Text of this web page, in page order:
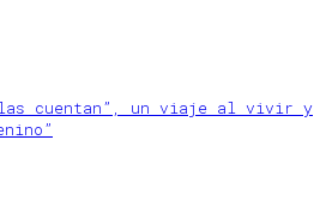
cuentan”, un viaje al vivir y